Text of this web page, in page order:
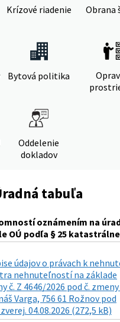
Krízové riadenie Obrana
Bytová politika
Oddelenie
dokladov
tabuľa
oznámením na
OÚ podľa § 25
údajov o právach k
nehnuteľností na základe
č. Z 4646/2026 pod č.
Varga, 756 61 Rožnov pod
04.08.2026 (272,5 kB)